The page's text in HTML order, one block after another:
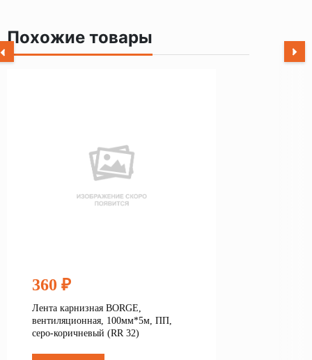
Похожие товары
360 ₽
Лента карнизная BORGE,
вентиляционная, 100мм*5м, ПП,
серо-коричневый (RR 32)